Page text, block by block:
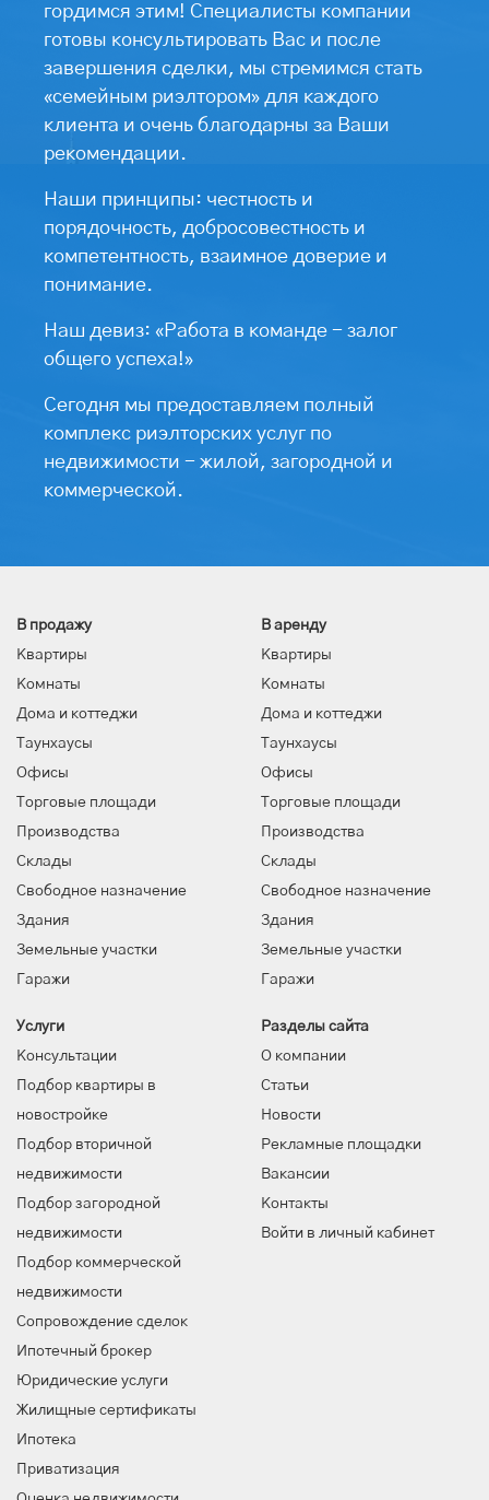
гордимся этим! Специалисты компании
готовы консультировать Вас и после
завершения сделки, мы стремимся стать
«семейным риэлтором» для каждого
клиента и очень благодарны за Ваши
рекомендации.
Наши принципы: честность и
порядочность, добросовестность и
компетентность, взаимное доверие и
понимание.
Наш девиз: «Работа в команде - залог
общего успеха!»
Сегодня мы предоставляем полный
комплекс риэлторских услуг по
недвижимости - жилой, загородной и
коммерческой.
В продажу
Квартиры
Комнаты
Дома и коттеджи
Таунхаусы
Офисы
Торговые площади
Производства
Склады
Свободное назначение
Здания
Земельные участки
Гаражи
В аренду
Квартиры
Комнаты
Дома и коттеджи
Таунхаусы
Офисы
Торговые площади
Производства
Склады
Свободное назначение
Здания
Земельные участки
Гаражи
Услуги
Консультации
Подбор квартиры в
новостройке
Подбор вторичной
недвижимости
Подбор загородной
недвижимости
Подбор коммерческой
недвижимости
Сопровождение сделок
Ипотечный брокер
Юридические услуги
Жилищные сертификаты
Ипотека
Приватизация
Разделы сайта
О компании
Статьи
Новости
Рекламные площадки
Вакансии
Контакты
Войти в личный кабинет